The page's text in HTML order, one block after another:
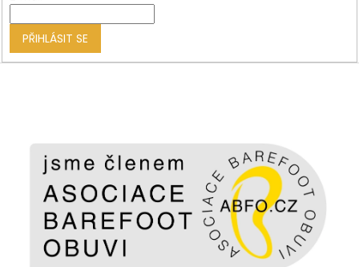
PŘIHLÁSIT SE